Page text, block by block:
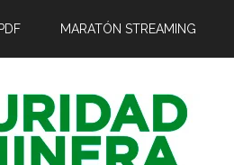
MARATÓN STREAMING